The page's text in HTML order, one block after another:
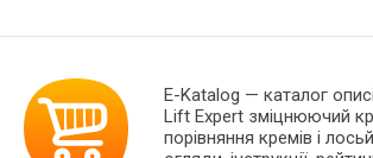
E-Katalog — каталог
Lift Expert зміцнюючий
порівняння кремів і